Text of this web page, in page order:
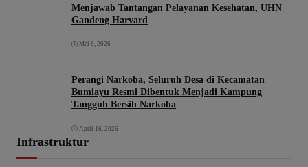
Menjawab Tantangan Pelayanan Kesehatan, UHN
Gandeng Harvard
Mei 8, 2026
Perangi Narkoba, Seluruh Desa di Kecamatan
Bumiayu Resmi Dibentuk Menjadi Kampung
Tangguh Bersih Narkoba
April 16, 2026
Infrastruktur